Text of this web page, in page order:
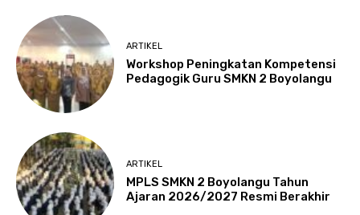
ARTIKEL
Workshop Peningkatan Kompetensi
Pedagogik Guru SMKN 2 Boyolangu
ARTIKEL
MPLS SMKN 2 Boyolangu Tahun
Ajaran 2026/2027 Resmi Berakhir